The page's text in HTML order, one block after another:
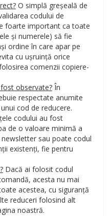
O simplă greșeală de
codului de
foarte important ca toate
și numerele) să fie
ordine în care apar pe
cu ușruință orice
comenzii copiere-
observate? În
respectate anumite
cod de reducere.
codului au fost
de o valoare minimă a
sau poate codul
existenți, fie pentru
Dacă ai folosit codul
acesta nu mai
acestea, cu siguranță
reduceri folosind alt
noastră.